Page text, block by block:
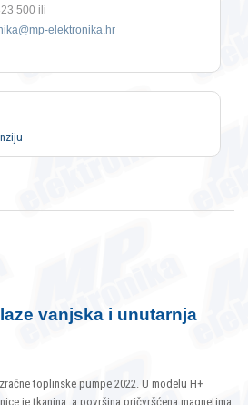
500 ili
elektronika.hr
vanjska i unutarnja
toplinske pumpe 2022. U modelu H+
je tkanina, a površina pričvršćena magnetima